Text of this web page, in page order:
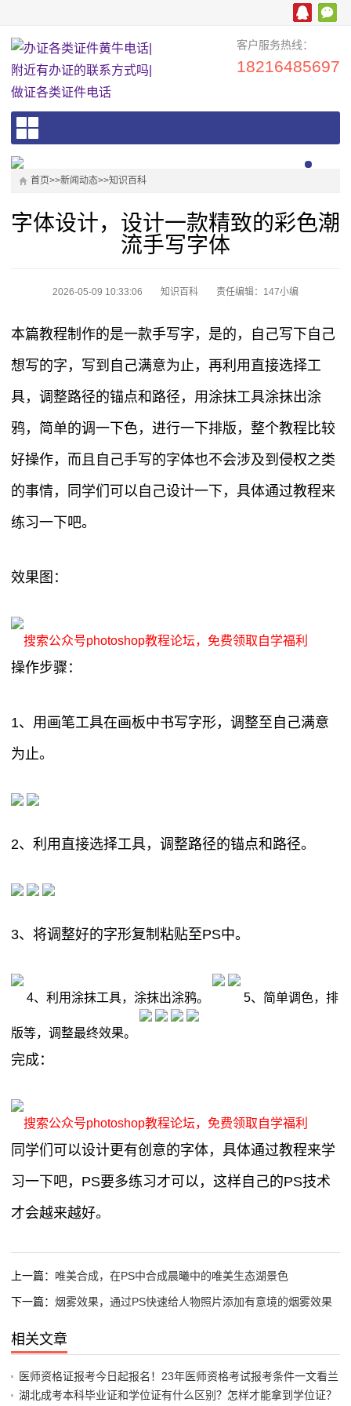
客户服务热线：
18216485697
首页>>新闻动态>>知识百科
字体设计，设计一款精致的彩色潮
流手写字体
2026-05-09 10:33:06 知识百科 责任编辑：147小编
本篇教程制作的是一款手写字，是的，自己写下自己
想写的字，写到自己满意为止，再利用直接选择工
具，调整路径的锚点和路径，用涂抹工具涂抹出涂
鸦，简单的调一下色，进行一下排版，整个教程比较
好操作，而且自己手写的字体也不会涉及到侵权之类
的事情，同学们可以自己设计一下，具体通过教程来
练习一下吧。
效果图：
搜索公众号photoshop教程论坛，免费领取自学福利
操作步骤：
1、用画笔工具在画板中书写字形，调整至自己满意
为止。
2、利用直接选择工具，调整路径的锚点和路径。
3、将调整好的字形复制粘贴至PS中。
4、利用涂抹工具，涂抹出涂鸦。 5、简单调色，排
版等，调整最终效果。
完成：
搜索公众号photoshop教程论坛，免费领取自学福利
同学们可以设计更有创意的字体，具体通过教程来学
习一下吧，PS要多练习才可以，这样自己的PS技术
才会越来越好。
上一篇： 唯美合成，在PS中合成晨曦中的唯美生态湖景色
下一篇： 烟雾效果，通过PS快速给人物照片添加有意境的烟雾效果
相关文章
医师资格证报考今日起报名！23年医师资格考试报考条件一文看兰
湖北成考本科毕业证和学位证有什么区别？怎样才能拿到学位证？